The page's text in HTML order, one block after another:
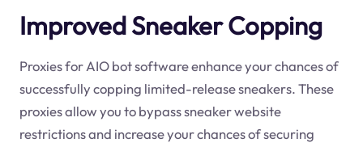
Improved Sneaker Copping
Proxies for AIO bot software enhance your chances of
successfully copping limited-release sneakers. These
proxies allow you to bypass sneaker website
restrictions and increase your chances of securing